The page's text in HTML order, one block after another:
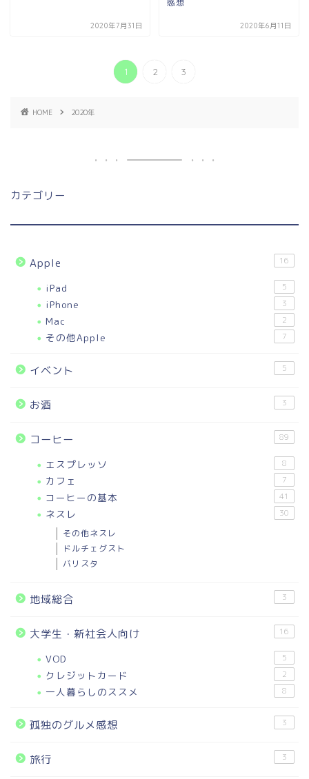
2020年7月31日 2020年6月11日
1 2 3
HOME 2020年
カテゴリー
Apple 16
iPad 5
iPhone 3
Mac 2
その他Apple 7
イベント 5
お酒 3
コーヒー 89
エスプレッソ 8
カフェ 7
コーヒーの基本 41
ネスレ 30
その他ネスレ
ドルチェグスト
バリスタ
地域総合 3
大学生・新社会人向け 16
VOD 5
クレジットカード 2
一人暮らしのススメ 8
孤独のグルメ感想 3
旅行 3